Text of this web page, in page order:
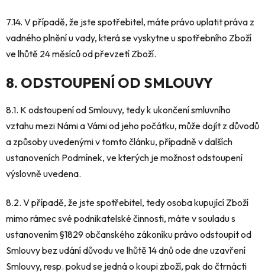
7.14. V případě, že jste spotřebitel, máte právo uplatit práva z
vadného plnění u vady, která se vyskytne u spotřebního Zboží
ve lhůtě 24 měsíců od převzetí Zboží.
8. ODSTOUPENÍ OD SMLOUVY
8.1. K odstoupení od Smlouvy, tedy k ukončení smluvního
vztahu mezi Námi a Vámi od jeho počátku, může dojít z důvodů
a způsoby uvedenými v tomto článku, případně v dalších
ustanoveních Podmínek, ve kterých je možnost odstoupení
výslovně uvedena.
8.2. V případě, že jste spotřebitel, tedy osoba kupující Zboží
mimo rámec své podnikatelské činnosti, máte v souladu s
ustanovením §1829 občanského zákoníku právo odstoupit od
Smlouvy bez udání důvodu ve lhůtě 14 dnů ode dne uzavření
Smlouvy, resp. pokud se jedná o koupi zboží, pak do čtrnácti